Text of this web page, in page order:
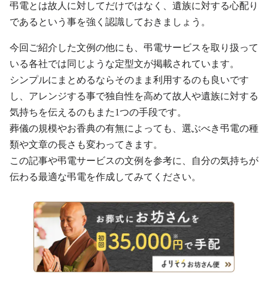
弔電とは故人に対してだけではなく、遺族に対する心配り
であるという事を強く認識しておきましょう。
今回ご紹介した文例の他にも、弔電サービスを取り扱って
いる各社では同じような定型文が掲載されています。
シンプルにまとめるならそのまま利用するのも良いです
し、アレンジする事で独自性を高めて故人や遺族に対する
気持ちを伝えるのもまた1つの手段です。
葬儀の規模やお香典の有無によっても、選ぶべき弔電の種
類や文章の長さも変わってきます。
この記事や弔電サービスの文例を参考に、自分の気持ちが
伝わる最適な弔電を作成してみてください。